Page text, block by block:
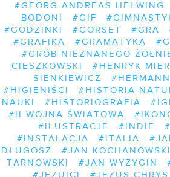
#GEORG ANDREAS HELWING
BODONI
#GIF
#GODZINKI
#GORSET #GRA
#GRAFIKA
#GRAMATYKA
#GRÓB NIEZNANEGO
CIESZKOWSKI
#HENRYK
SIENKIEWICZ
#HIGIENIŚCI
#HISTORIA
NAUKI
#HISTORIOGRAFIA
#II WOJNA ŚWIATOWA
#ILUSTRACJE
#INDIE
#INSTALACJA
#ITALIA
DŁUGOSZ
#JAN KOCHANOWSKI
TARNOWSKI
#JAN WYŻYGIN